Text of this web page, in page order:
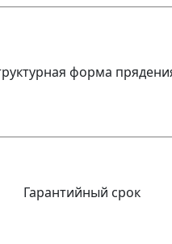
форма
Гарантийный срок